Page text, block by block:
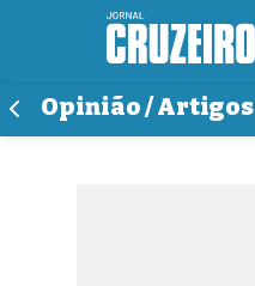
Opinião / Artigos